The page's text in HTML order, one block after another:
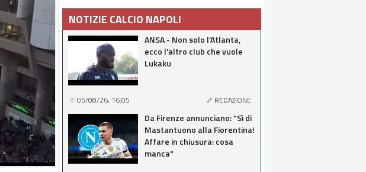
NOTIZIE CALCIO NAPOLI
ANSA - Non solo l'Atlanta,
ecco l'altro club che vuole
Lukaku
05/08/26, 16:05 REDAZIONE
Da Firenze annunciano: "Sì di
Mastantuono alla Fiorentina!
Affare in chiusura: cosa
manca"